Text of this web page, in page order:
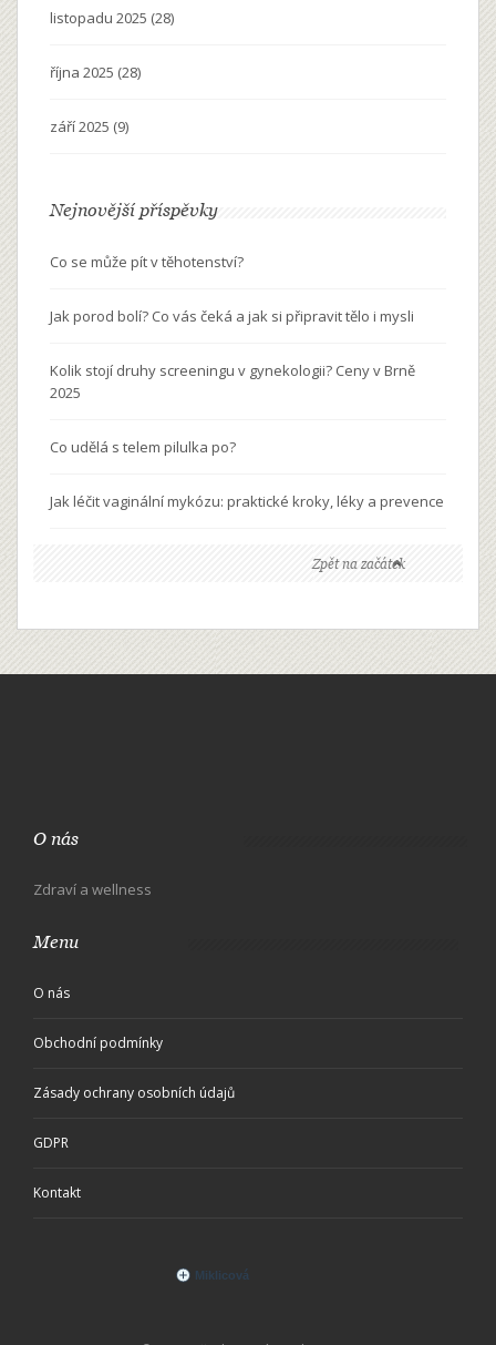
listopadu 2025 (28)
října 2025 (28)
září 2025 (9)
Nejnovější příspěvky
Co se může pít v těhotenství?
Jak porod bolí? Co vás čeká a jak si připravit tělo i mysli
Kolik stojí druhy screeningu v gynekologii? Ceny v Brně
2025
Co udělá s telem pilulka po?
Jak léčit vaginální mykózu: praktické kroky, léky a prevence
Zpět na začátek
O nás
Zdraví a wellness
Menu
O nás
Obchodní podmínky
Zásady ochrany osobních údajů
GDPR
Kontakt